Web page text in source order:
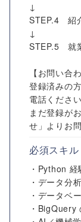
↓
STEP.4 紹
↓
STEP.5 就
【お問い合
登録済みの
電話ください
まだ登録が
せ」よりお
必須スキル
・Python
・データ分
・データベ
・BigQuery